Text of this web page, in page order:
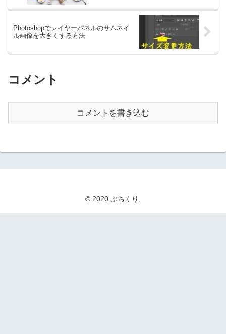
Photoshopでレイヤーパネルのサムネイ
ル画像を大きくする方法
コメント
コメントを書き込む
© 2020 ぷちくり.